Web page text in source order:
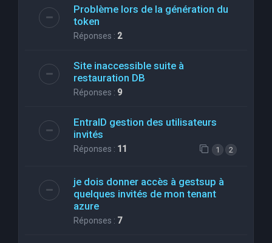
Problème lors de la génération du
token
Réponses : 2
Site inaccessible suite à
restauration DB
Réponses : 9
EntraID gestion des utilisateurs
invités
Réponses : 11 1 2
je dois donner accès à gestsup à
quelques invités de mon tenant
azure
Réponses : 7